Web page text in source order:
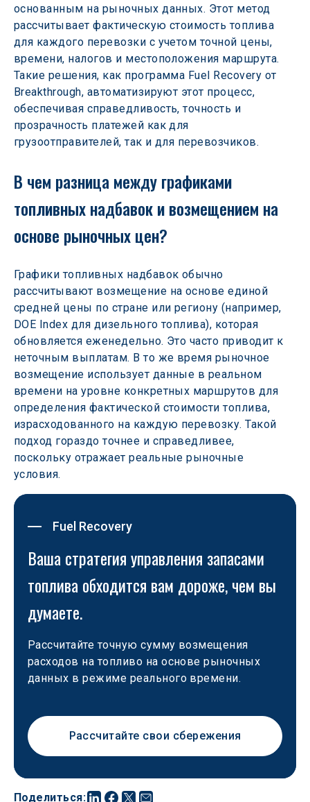
Поделиться:
основанным на рыночных данных. Этот метод
рассчитывает фактическую стоимость топлива
для каждого перевозки с учетом точной цены,
времени, налогов и местоположения маршрута.
Такие решения, как программа Fuel Recovery от
Breakthrough, автоматизируют этот процесс,
обеспечивая справедливость, точность и
прозрачность платежей как для
грузоотправителей, так и для перевозчиков.
В чем разница между графиками
топливных надбавок и возмещением на
основе рыночных цен?
Графики топливных надбавок обычно
рассчитывают возмещение на основе единой
средней цены по стране или региону (например,
DOE Index для дизельного топлива), которая
обновляется еженедельно. Это часто приводит к
неточным выплатам. В то же время рыночное
возмещение использует данные в реальном
времени на уровне конкретных маршрутов для
определения фактической стоимости топлива,
израсходованного на каждую перевозку. Такой
подход гораздо точнее и справедливее,
поскольку отражает реальные рыночные
условия.
Fuel Recovery
Ваша стратегия управления запасами
топлива обходится вам дороже, чем вы
думаете.
Рассчитайте точную сумму возмещения
расходов на топливо на основе рыночных
данных в режиме реального времени.
Рассчитайте свои сбережения